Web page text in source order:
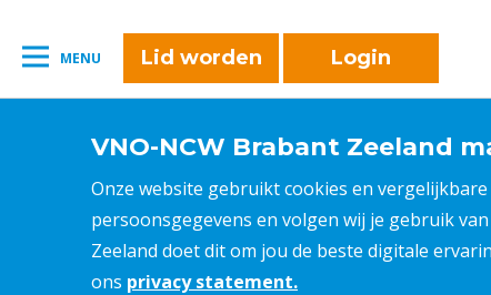
MENU Lid worden Login
VNO-NCW Brabant Zeeland
Onze website gebruikt cookies en
persoonsgegevens en volgen wij je gebruik
Zeeland doet dit om jou de beste digitale
ons privacy statement.